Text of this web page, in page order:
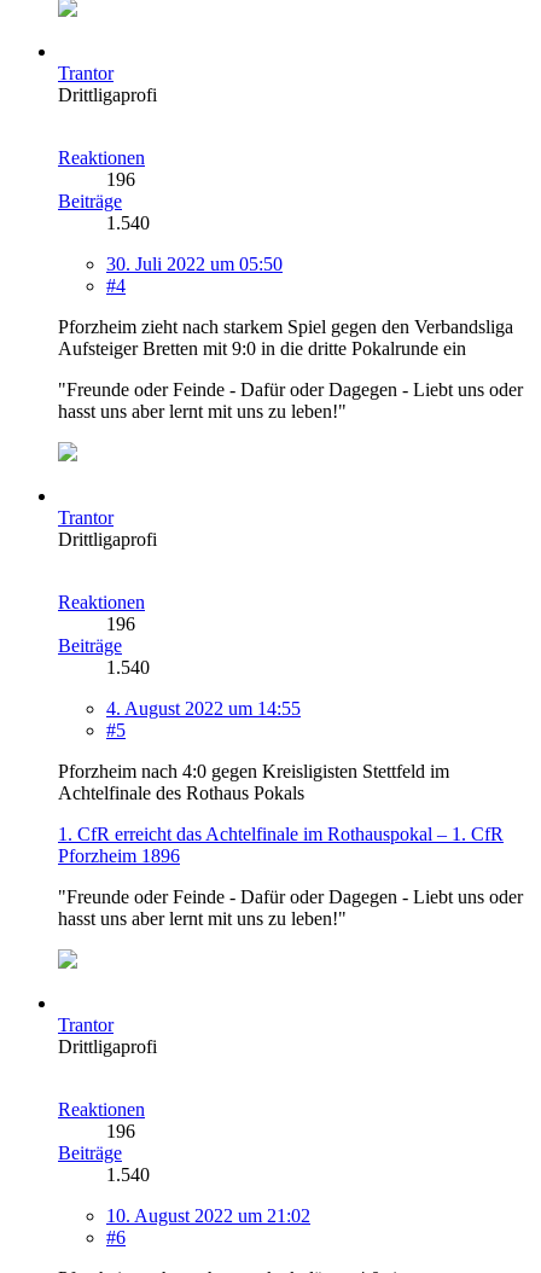
Trantor
Drittligaprofi
Reaktionen
196
Beiträge
1.540
30. Juli 2022 um 05:50
#4
Pforzheim zieht nach starkem Spiel gegen den Verbandsliga
Aufsteiger Bretten mit 9:0 in die dritte Pokalrunde ein
"Freunde oder Feinde - Dafür oder Dagegen - Liebt uns oder
hasst uns aber lernt mit uns zu leben!"
Trantor
Drittligaprofi
Reaktionen
196
Beiträge
1.540
4. August 2022 um 14:55
#5
Pforzheim nach 4:0 gegen Kreisligisten Stettfeld im
Achtelfinale des Rothaus Pokals
1. CfR erreicht das Achtelfinale im Rothauspokal – 1. CfR
Pforzheim 1896
"Freunde oder Feinde - Dafür oder Dagegen - Liebt uns oder
hasst uns aber lernt mit uns zu leben!"
Trantor
Drittligaprofi
Reaktionen
196
Beiträge
1.540
10. August 2022 um 21:02
#6